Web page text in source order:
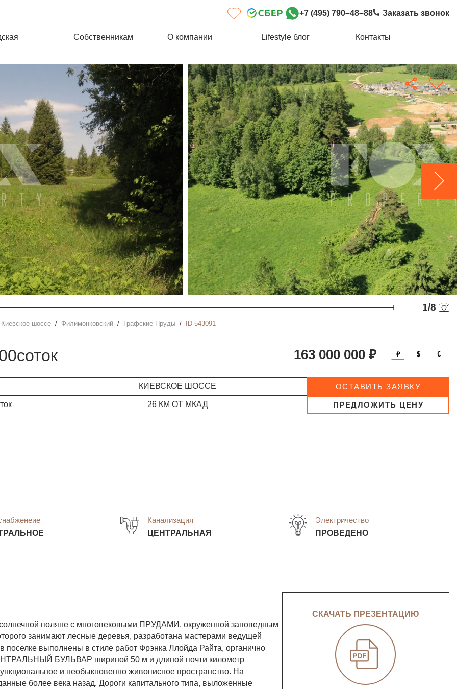
+7 (495) 790–48–88 Заказать звонок
Собственникам О компании Lifestyle блог Контакты
1/8
Киевское шоссе Филимонковский Графские Пруды ID-543091
163 000 000 ₽ ₽ $ €
КИЕВСКОЕ ШОССЕ
26 КМ ОТ МКАД
ОСТАВИТЬ ЗАЯВКУ
ПРЕДЛОЖИТЬ ЦЕНУ
Канализация
ЦЕНТРАЛЬНАЯ
Электричество
ПРОВЕДЕНО
поляне с многовековыми ПРУДАМИ, окруженной заповедным
занимают лесные деревья, разработана мастерами ведущей
поселке выполнены в стиле работ Фрэнка Ллойда Райта, органично
БУЛЬВАР шириной 50 м и длиной почти километр
и необыкновенно живописное пространство. На
более века назад. Дороги капитального типа, выложенные
СКАЧАТЬ ПРЕЗЕНТАЦИЮ